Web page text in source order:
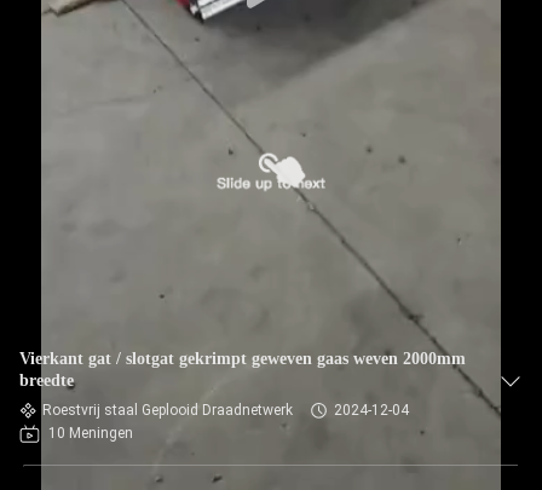
Vierkant gat / slotgat gekrimpt geweven gaas weven 2000mm
breedte
Roestvrij staal Geplooid Draadnetwerk
2024-12-04
10 Meningen